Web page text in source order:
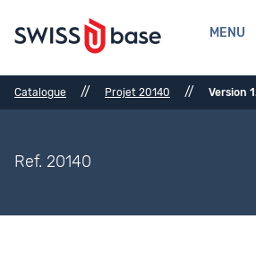
MENU
Catalogue // Projet 20140 // Version
Ref. 20140